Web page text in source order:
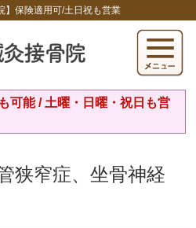
】保険適用可/土日祝も営業
可能 / 土曜・日曜・祝日も営
狭窄症、坐骨神経